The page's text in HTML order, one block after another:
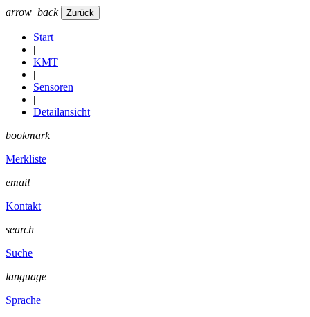
arrow_back
Start
|
KMT
|
Sensoren
|
Detailansicht
bookmark
Merkliste
email
Kontakt
search
Suche
language
Sprache